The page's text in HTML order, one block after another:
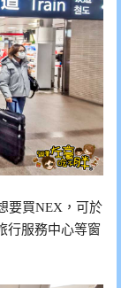
要買NEX，可於
行服務中心等窗